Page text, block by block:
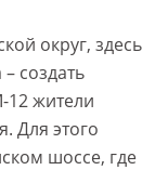
округ, здесь
создать
12 жители
Для этого
шоссе, где